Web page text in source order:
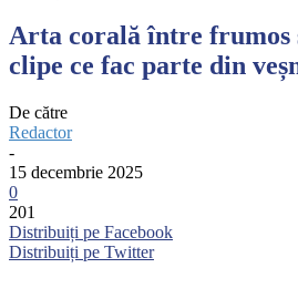
Arta corală între frumos
clipe ce fac parte din
De către
Redactor
-
15 decembrie 2025
0
201
Distribuiți pe Facebook
Distribuiți pe Twitter